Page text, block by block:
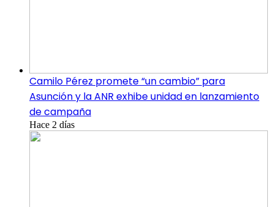
Camilo Pérez promete “un cambio” para
Asunción y la ANR exhibe unidad en lanzamiento
de campaña
Hace 2 días